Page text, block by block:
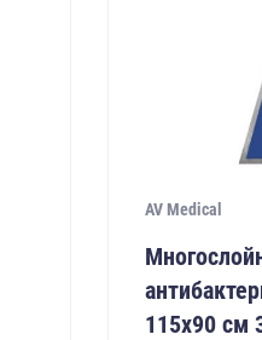
AV Medical
115х90 см